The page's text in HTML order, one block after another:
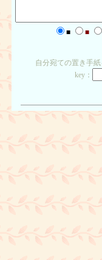
■ ■
自分宛ての置き手
key：